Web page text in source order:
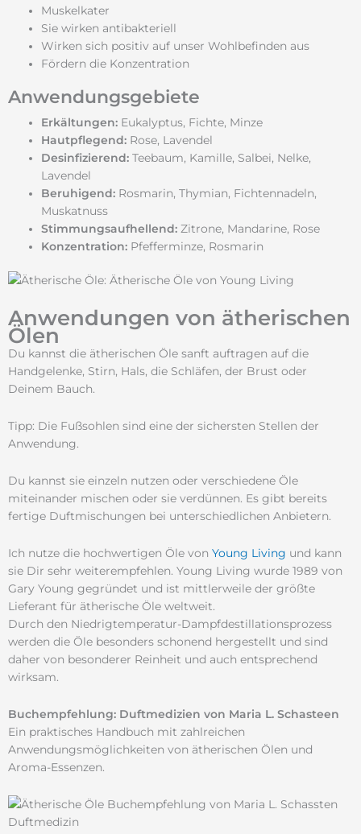
Muskelkater
Sie wirken antibakteriell
Wirken sich positiv auf unser Wohlbefinden aus
Fördern die Konzentration
Anwendungsgebiete
Erkältungen: Eukalyptus, Fichte, Minze
Hautpflegend: Rose, Lavendel
Desinfizierend: Teebaum, Kamille, Salbei, Nelke,
Lavendel
Beruhigend: Rosmarin, Thymian, Fichtennadeln,
Muskatnuss
Stimmungsaufhellend:Zitrone, Mandarine, Rose
Konzentration: Pfefferminze, Rosmarin
Anwendungen von ätherischen
Ölen
Du kannst die ätherischen Öle sanft auftragen auf die
Handgelenke, Stirn, Hals, die Schläfen, der Brust oder
Deinem Bauch.
Tipp: Die Fußsohlen sind eine der sichersten Stellen der
Anwendung.
Du kannst sie einzeln nutzen oder verschiedene Öle
miteinander mischen oder sie verdünnen. Es gibt bereits
fertige Duftmischungen bei unterschiedlichen Anbietern.
Ich nutze die hochwertigen Öle von Young Living und kann
sie Dir sehr weiterempfehlen. Young Living wurde 1989 von
Gary Young gegründet und ist mittlerweile der größte
Lieferant für ätherische Öle weltweit.
Durch den Niedrigtemperatur-Dampfdestillationsprozess
werden die Öle besonders schonend hergestellt und sind
daher von besonderer Reinheit und auch entsprechend
wirksam.
Buchempfehlung: Duftmedizien von Maria L. Schasteen
Ein praktisches Handbuch mit zahlreichen
Anwendungsmöglichkeiten von ätherischen Ölen und
Aroma-Essenzen.